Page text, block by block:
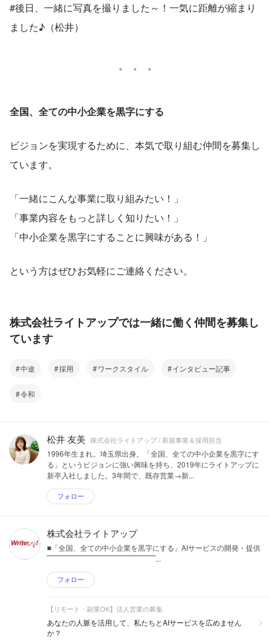
#後日、一緒に写真を撮りました～！一気に距離が縮まり
ました♪（松井）
全国、全ての中小企業を黒字にする
ビジョンを実現するために、本気で取り組む仲間を募集し
ています。
「一緒にこんな事業に取り組みたい！」
「事業内容をもっと詳しく知りたい！」
「中小企業を黒字にすることに興味がある！」
という方はぜひお気軽にご連絡ください。
株式会社ライトアップでは一緒に働く仲間を募集し
ています
中途 採用 ワークスタイル インタビュー記事
令和
松井 友美 株式会社ライトアップ / 新規事業＆採用担当
1996年生まれ。埼玉県出身。「全国、全ての中小企業を黒字にす
る」というビジョンに強い興味を持ち、2019年にライトアップに
新卒入社しました。3年間で、既存営業→新...
フォロー
株式会社ライトアップ
■「全国、全ての中小企業を黒字にする」AIサービスの開発・提供
‾‾‾‾‾‾‾‾‾‾‾‾‾‾‾‾‾‾‾‾‾‾‾‾‾‾‾‾‾‾‾‾‾‾‾‾‾‾‾‾‾‾‾‾‾...
フォロー
【リモート・副業OK】法人営業の募集
あなたの人脈を活用して、私たちとAIサービスを広めません
か？